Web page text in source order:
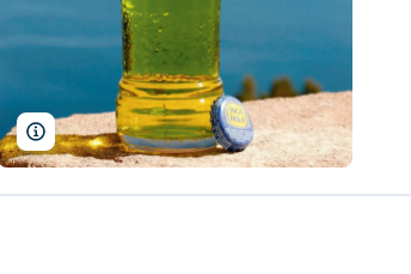
Rob Kavanagh/Alamy/Photo12